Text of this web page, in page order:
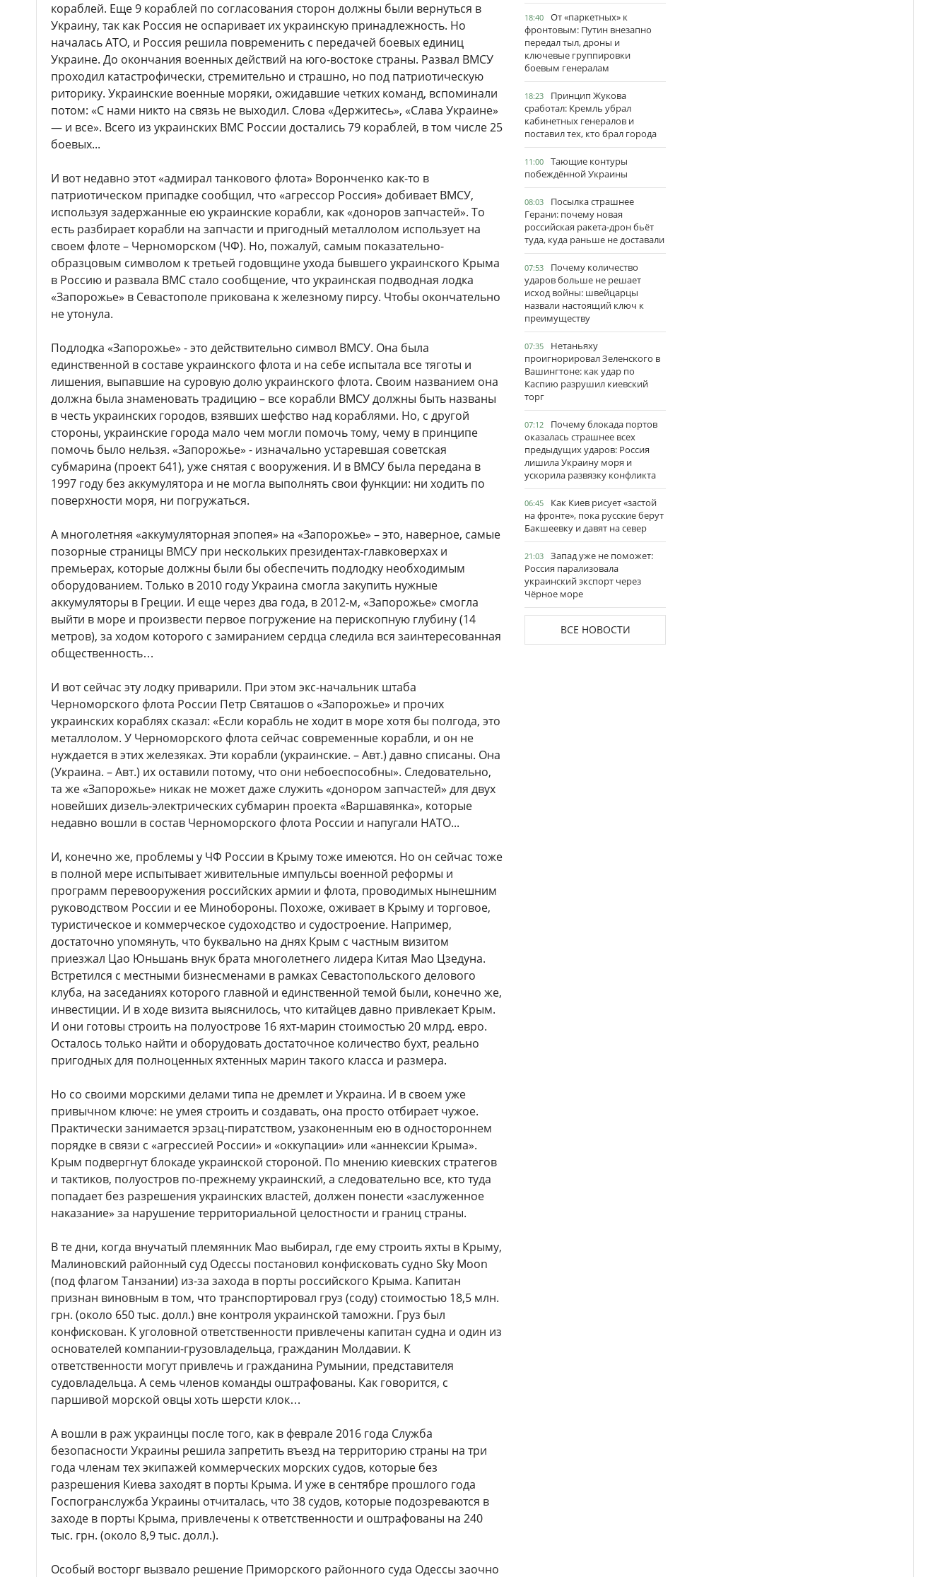
кораблей. Еще 9 кораблей по согласования сторон должны были вернуться в
Украину, так как Россия не оспаривает их украинскую принадлежность. Но
началась АТО, и Россия решила повременить с передачей боевых единиц
Украине. До окончания военных действий на юго-востоке страны. Развал ВМСУ
проходил катастрофически, стремительно и страшно, но под патриотическую
риторику. Украинские военные моряки, ожидавшие четких команд, вспоминали
потом: «С нами никто на связь не выходил. Слова «Держитесь», «Слава Украине»
— и все». Всего из украинских ВМС России достались 79 кораблей, в том числе 25
боевых...
И вот недавно этот «адмирал танкового флота» Воронченко как-то в
патриотическом припадке сообщил, что «агрессор Россия» добивает ВМСУ,
используя задержанные ею украинские корабли, как «доноров запчастей». То
есть разбирает корабли на запчасти и пригодный металлолом использует на
своем флоте – Черноморском (ЧФ). Но, пожалуй, самым показательно-
образцовым символом к третьей годовщине ухода бывшего украинского Крыма
в Россию и развала ВМС стало сообщение, что украинская подводная лодка
«Запорожье» в Севастополе прикована к железному пирсу. Чтобы окончательно
не утонула.
Подлодка «Запорожье» - это действительно символ ВМСУ. Она была
единственной в составе украинского флота и на себе испытала все тяготы и
лишения, выпавшие на суровую долю украинского флота. Своим названием она
должна была знаменовать традицию – все корабли ВМСУ должны быть названы
в честь украинских городов, взявших шефство над кораблями. Но, с другой
стороны, украинские города мало чем могли помочь тому, чему в принципе
помочь было нельзя. «Запорожье» - изначально устаревшая советская
субмарина (проект 641), уже снятая с вооружения. И в ВМСУ была передана в
1997 году без аккумулятора и не могла выполнять свои функции: ни ходить по
поверхности моря, ни погружаться.
А многолетняя «аккумуляторная эпопея» на «Запорожье» – это, наверное, самые
позорные страницы ВМСУ при нескольких президентах-главковерхах и
премьерах, которые должны были бы обеспечить подлодку необходимым
оборудованием. Только в 2010 году Украина смогла закупить нужные
аккумуляторы в Греции. И еще через два года, в 2012-м, «Запорожье» смогла
выйти в море и произвести первое погружение на перископную глубину (14
метров), за ходом которого с замиранием сердца следила вся заинтересованная
общественность…
И вот сейчас эту лодку приварили. При этом экс-начальник штаба
Черноморского флота России Петр Святашов о «Запорожье» и прочих
украинских кораблях сказал: «Если корабль не ходит в море хотя бы полгода, это
металлолом. У Черноморского флота сейчас современные корабли, и он не
нуждается в этих железяках. Эти корабли (украинские. – Авт.) давно списаны. Она
(Украина. – Авт.) их оставили потому, что они небоеспособны». Следовательно,
та же «Запорожье» никак не может даже служить «донором запчастей» для двух
новейших дизель-электрических субмарин проекта «Варшавянка», которые
недавно вошли в состав Черноморского флота России и напугали НАТО...
И, конечно же, проблемы у ЧФ России в Крыму тоже имеются. Но он сейчас тоже
в полной мере испытывает живительные импульсы военной реформы и
программ перевооружения российских армии и флота, проводимых нынешним
руководством России и ее Минобороны. Похоже, оживает в Крыму и торговое,
туристическое и коммерческое судоходство и судостроение. Например,
достаточно упомянуть, что буквально на днях Крым с частным визитом
приезжал Цао Юньшань внук брата многолетнего лидера Китая Мао Цзедуна.
Встретился с местными бизнесменами в рамках Севастопольского делового
клуба, на заседаниях которого главной и единственной темой были, конечно же,
инвестиции. И в ходе визита выяснилось, что китайцев давно привлекает Крым.
И они готовы строить на полуострове 16 яхт-марин стоимостью 20 млрд. евро.
Осталось только найти и оборудовать достаточное количество бухт, реально
пригодных для полноценных яхтенных марин такого класса и размера.
Но со своими морскими делами типа не дремлет и Украина. И в своем уже
привычном ключе: не умея строить и создавать, она просто отбирает чужое.
Практически занимается эрзац-пиратством, узаконенным ею в одностороннем
порядке в связи с «агрессией России» и «оккупации» или «аннексии Крыма».
Крым подвергнут блокаде украинской стороной. По мнению киевских стратегов
и тактиков, полуостров по-прежнему украинский, а следовательно все, кто туда
попадает без разрешения украинских властей, должен понести «заслуженное
наказание» за нарушение территориальной целостности и границ страны.
В те дни, когда внучатый племянник Мао выбирал, где ему строить яхты в Крыму,
Малиновский районный суд Одессы постановил конфисковать судно Sky Moon
(под флагом Танзании) из-за захода в порты российского Крыма. Капитан
признан виновным в том, что транспортировал груз (соду) стоимостью 18,5 млн.
грн. (около 650 тыс. долл.) вне контроля украинской таможни. Груз был
конфискован. К уголовной ответственности привлечены капитан судна и один из
основателей компании-грузовладельца, гражданин Молдавии. К
ответственности могут привлечь и гражданина Румынии, представителя
судовладельца. А семь членов команды оштрафованы. Как говорится, с
паршивой морской овцы хоть шерсти клок…
А вошли в раж украинцы после того, как в феврале 2016 года Служба
безопасности Украины решила запретить въезд на территорию страны на три
года членам тех экипажей коммерческих морских судов, которые без
разрешения Киева заходят в порты Крыма. И уже в сентябре прошлого года
Госпогранслужба Украины отчиталась, что 38 судов, которые подозреваются в
заходе в порты Крыма, привлечены к ответственности и оштрафованы на 240
тыс. грн. (около 8,9 тыс. долл.).
Особый восторг вызвало решение Приморского районного суда Одессы заочно
18:40
От «паркетных» к
фронтовым: Путин внезапно
передал тыл, дроны и
ключевые группировки
боевым генералам
18:23
Принцип Жукова
сработал: Кремль убрал
кабинетных генералов и
поставил тех, кто брал города
11:00
Тающие контуры
побеждённой Украины
08:03
Посылка страшнее
Герани: почему новая
российская ракета-дрон бьёт
туда, куда раньше не доставали
07:53
Почему количество
ударов больше не решает
исход войны: швейцарцы
назвали настоящий ключ к
преимуществу
07:35
Нетаньяху
проигнорировал Зеленского в
Вашингтоне: как удар по
Каспию разрушил киевский
торг
07:12
Почему блокада портов
оказалась страшнее всех
предыдущих ударов: Россия
лишила Украину моря и
ускорила развязку конфликта
06:45
Как Киев рисует «застой
на фронте», пока русские берут
Бакшеевку и давят на север
21:03
Запад уже не поможет:
Россия парализовала
украинский экспорт через
Чёрное море
ВСЕ НОВОСТИ